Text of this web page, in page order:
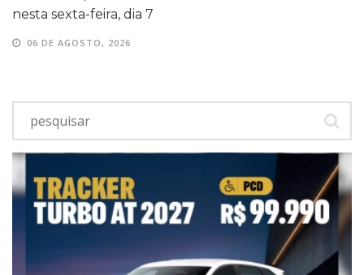
nesta sexta-feira, dia 7
06 DE AGOSTO, 2026